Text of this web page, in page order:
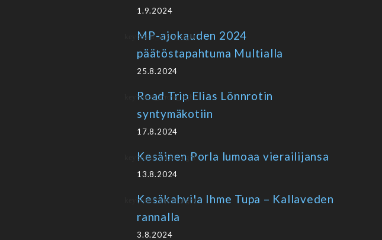
1.9.2024
MP-ajokauden 2024
päätöstapahtuma Multialla
25.8.2024
Road Trip Elias Lönnrotin
syntymäkotiin
17.8.2024
Kesäinen Porla lumoaa vierailijansa
13.8.2024
Kesäkahvila Ihme Tupa – Kallaveden
rannalla
3.8.2024